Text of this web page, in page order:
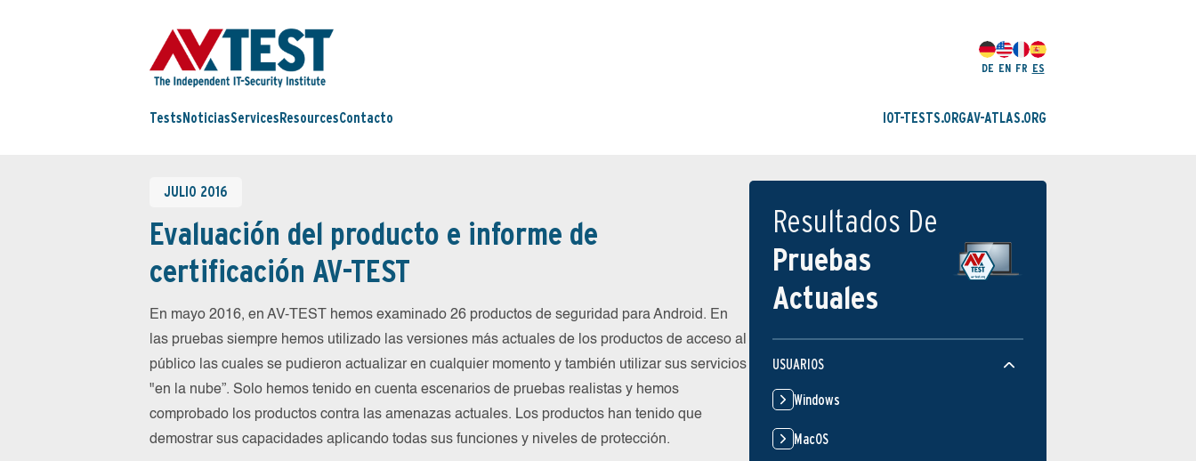
DE EN FR ES
Tests NoticiasServices ResourcesContacto IOT-TESTS.ORGAV-ATLAS.ORG
JULIO 2016
Evaluación del producto e informe de
certificación AV-TEST
En mayo 2016, en AV-TEST hemos examinado 26 productos de seguridad para Android. En
las pruebas siempre hemos utilizado las versiones más actuales de los productos de acceso al
público las cuales se pudieron actualizar en cualquier momento y también utilizar sus servicios
"en la nube”. Solo hemos tenido en cuenta escenarios de pruebas realistas y hemos
comprobado los productos contra las amenazas actuales. Los productos han tenido que
demostrar sus capacidades aplicando todas sus funciones y niveles de protección.
Resultados De
Pruebas
Actuales
USUARIOS
Windows
MacOS